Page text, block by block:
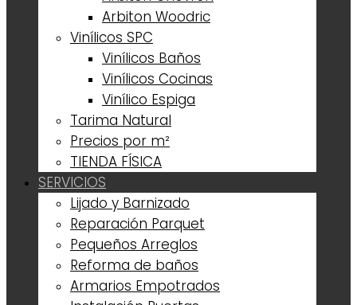
Arbiton Woodric
Vinílicos SPC
Vinílicos Baños
Vinílicos Cocinas
Vinílico Espiga
Tarima Natural
Precios por m²
TIENDA FÍSICA
SERVICIOS
Lijado y Barnizado
Reparación Parquet
Pequeños Arreglos
Reforma de baños
Armarios Empotrados